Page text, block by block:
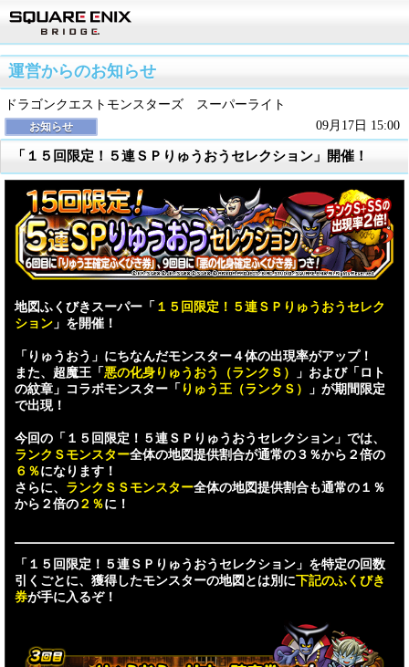
運営からのお知らせ
ドラゴンクエストモンスターズ スーパーライト
お知らせ 09月17日 15:00
「１５回限定！５連ＳＰりゅうおうセレクション」開催！
地図ふくびきスーパー「 １５回限定！５連ＳＰりゅうおうセレク
ション 」を開催！
「りゅうおう」にちなんだモンスター４体の出現率がアップ！
また、超魔王「 悪の化身りゅうおう（ランクＳ）
」および「ロト
の紋章」コラボモンスター「 りゅう王（ランクＳ）
」が期間限定
で出現！
今回の「１５回限定！５連ＳＰりゅうおうセレクション」では、
ランクＳモンスター全体の地図提供割合が通常の３％から２倍の
６％になります！
さらに、 ランクＳＳモンスター全体の地図提供割合も通常の１％
から２倍の ２％に！
「１５回限定！５連ＳＰりゅうおうセレクション」を特定の回数
引くごとに、獲得したモンスターの地図とは別に下記のふくびき
券が手に入るぞ！